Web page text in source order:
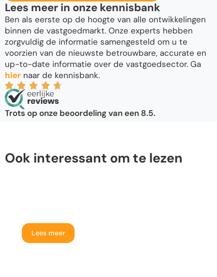
Lees meer in onze kennisbank
Ben als eerste op de hoogte van alle ontwikkelingen
binnen de vastgoedmarkt. Onze experts hebben
zorgvuldig de informatie samengesteld om u te
voorzien van de nieuwste betrouwbare, accurate en
up-to-date informatie over de vastgoedsector. Ga
hier naar de kennisbank.
Trots op onze beoordeling van een 8.5.
Ook interessant om te lezen
Lees meer